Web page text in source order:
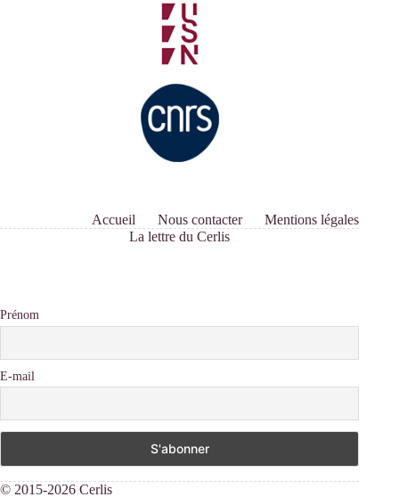
Accueil Nous contacter
Mentions légales
La lettre du Cerlis
Prénom
E-mail
© 2015-2026 Cerlis